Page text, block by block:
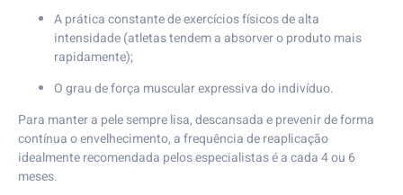
A prática constante de exercícios físicos de alta
intensidade (atletas tendem a absorver o produto mais
rapidamente);
O grau de força muscular expressiva do indivíduo.
Para manter a pele sempre lisa, descansada e prevenir de forma
contínua o envelhecimento, a frequência de reaplicação
idealmente recomendada pelos especialistas é a cada 4 ou 6
meses.